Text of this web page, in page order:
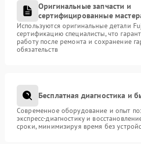
Оригинальные запчасти и
сертифицированные
Используются оригинальные детали
сертификацию специалисты, что
работу после ремонта и сохранение
обязательств
Бесплатная диагностика и
Современное оборудование и опыт
экспресс-диагностику и
сроки, минимизируя время без